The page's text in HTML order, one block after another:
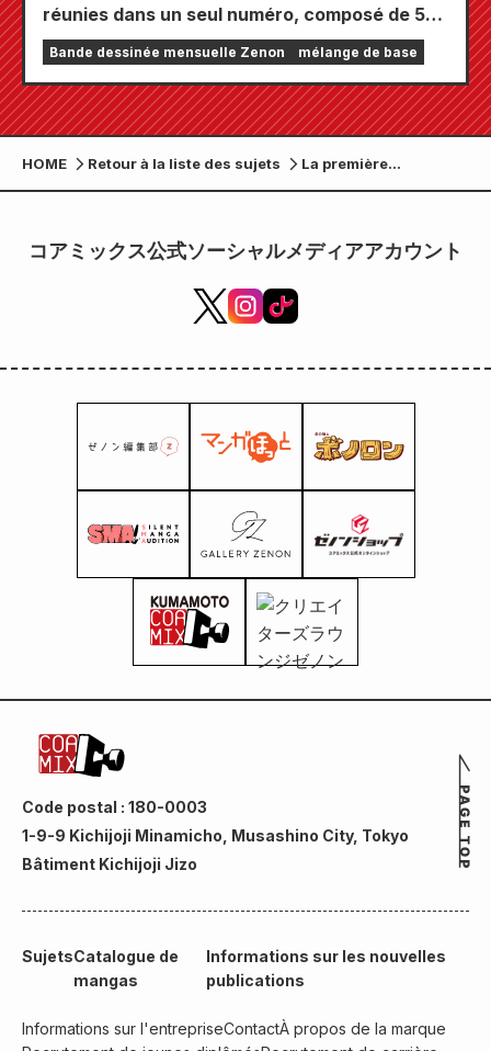
réunies dans un seul numéro, composé de 5
chapitres ! Le numéro de septembre 2026 de
« Monthly Comic Zenon » sera disponible le
24 juillet !
Bande dessinée mensuelle Zenon mélange de base
HOME Retour à la liste des sujets
La première
adaptation live-action
« Chirururan :
コアミックス公式ソーシャルメディアアカウント
Code postal : 180-0003
1-9-9 Kichijoji Minamicho, Musashino City, Tokyo
Bâtiment Kichijoji Jizo
SujetsCatalogue de
mangas
Informations sur les nouvelles
publications
Informations sur l'entrepriseContactÀ propos de la marque